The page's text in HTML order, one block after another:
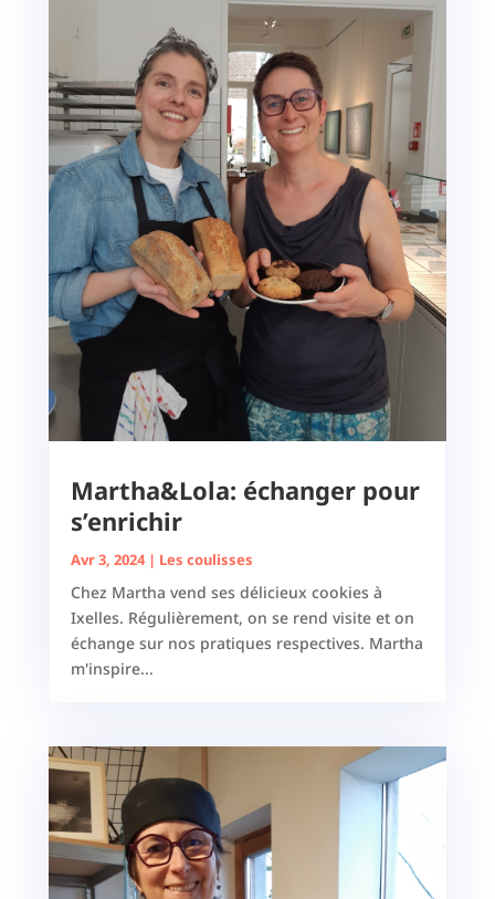
Martha&Lola: échanger pour
s’enrichir
Avr 3, 2024| Les coulisses
Chez Martha vend ses délicieux cookies à
Ixelles. Régulièrement, on se rend visite et on
échange sur nos pratiques respectives. Martha
m'inspire...